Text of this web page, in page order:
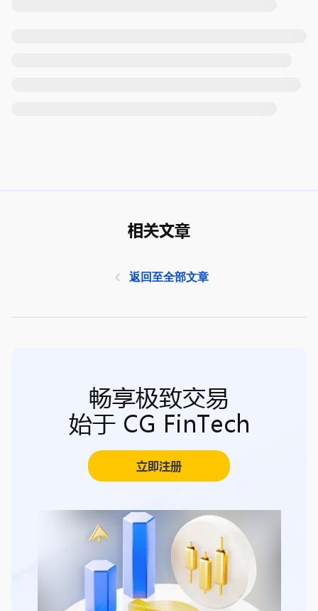
相关文章
返回至全部文章
畅享极致交易
始于 CG FinTech
立即注册